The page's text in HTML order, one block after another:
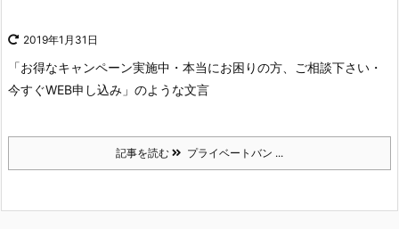
2019年1月31日
「お得なキャンペーン実施中・本当にお困りの方、ご相談下さい・
今すぐWEB申し込み」のような文言
記事を読む プライベートバン ...